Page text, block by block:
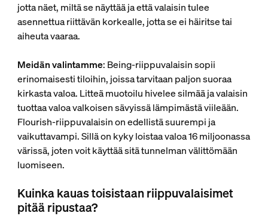
jotta näet, miltä se näyttää ja että valaisin tulee
asennettua riittävän korkealle, jotta se ei häiritse tai
aiheuta vaaraa.
Meidän valintamme: Being-riippuvalaisin sopii
erinomaisesti tiloihin, joissa tarvitaan paljon suoraa
kirkasta valoa. Litteä muotoilu hivelee silmää ja valaisin
tuottaa valoa valkoisen sävyissä lämpimästä viileään.
Flourish-riippuvalaisin on edellistä suurempi ja
vaikuttavampi. Sillä on kyky loistaa valoa 16 miljoonassa
värissä, joten voit käyttää sitä tunnelman välittömään
luomiseen.
Kuinka kauas toisistaan riippuvalaisimet
pitää ripustaa?